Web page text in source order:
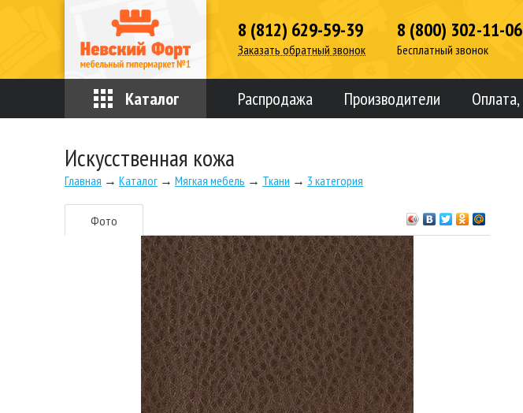
8 (812) 629-59-39
Заказать обратный звонок
8 (800) 302-11-06
Бесплатный звонок
Каталог Распродажа Производители
Искусственная кожа
Главная → Каталог → Мягкая мебель → Ткани → 3 категория
Фото